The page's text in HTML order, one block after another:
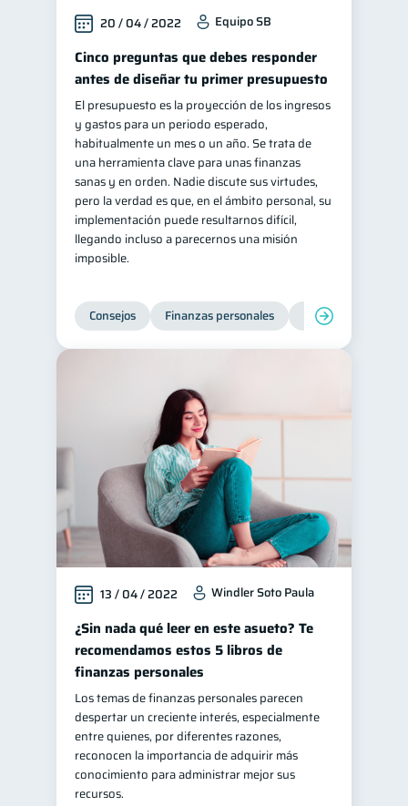
20 / 04 / 2022 Equipo SB
Cinco preguntas que debes responder
antes de diseñar tu primer presupuesto
El presupuesto es la proyección de los ingresos
y gastos para un periodo esperado,
habitualmente un mes o un año. Se trata de
una herramienta clave para unas finanzas
sanas y en orden. Nadie discute sus virtudes,
pero la verdad es que, en el ámbito personal, su
implementación puede resultarnos difícil,
llegando incluso a parecernos una misión
imposible.
Consejos Finanzas personales Educación
13 / 04 / 2022 Windler Soto Paula
¿Sin nada qué leer en este asueto? Te
recomendamos estos 5 libros de
finanzas personales
Los temas de finanzas personales parecen
despertar un creciente interés, especialmente
entre quienes, por diferentes razones,
reconocen la importancia de adquirir más
conocimiento para administrar mejor sus
recursos.